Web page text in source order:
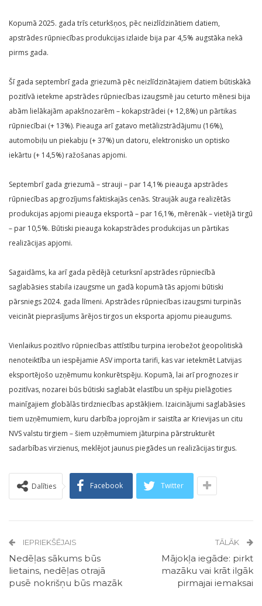
Kopumā 2025. gada trīs ceturkšņos, pēc neizlīdzinātiem datiem,
apstrādes rūpniecības produkcijas izlaide bija par 4,5% augstāka nekā
pirms gada.
Šī gada septembrī gada griezumā pēc neizlīdzinātajiem datiem būtiskākā
pozitīvā ietekme apstrādes rūpniecības izaugsmē jau ceturto mēnesi bija
abām lielākajām apakšnozarēm – kokapstrādei (+ 12,8%) un pārtikas
rūpniecībai (+ 13%). Pieauga arī gatavo metālizstrādājumu (16%),
automobiļu un piekabju (+ 37%) un datoru, elektronisko un optisko
iekārtu (+ 14,5%) ražošanas apjomi.
Septembrī gada griezumā – strauji – par 14,1% pieauga apstrādes
rūpniecības apgrozījums faktiskajās cenās. Straujāk auga realizētās
produkcijas apjomi pieauga eksportā – par 16,1%, mērenāk – vietējā tirgū
– par 10,5%. Būtiski pieauga kokapstrādes produkcijas un pārtikas
realizācijas apjomi.
Sagaidāms, ka arī gada pēdējā ceturksnī apstrādes rūpniecībā
saglabāsies stabila izaugsme un gadā kopumā tās apjomi būtiski
pārsniegs 2024. gada līmeni. Apstrādes rūpniecības izaugsmi turpinās
veicināt pieprasījums ārējos tirgos un eksporta apjomu pieaugums.
Vienlaikus pozitīvo rūpniecības attīstību turpina ierobežot ģeopolitiskā
nenoteiktība un iespējamie ASV importa tarifi, kas var ietekmēt Latvijas
eksportējošo uzņēmumu konkurētspēju. Kopumā, lai arī prognozes ir
pozitīvas, nozarei būs būtiski saglabāt elastību un spēju pielāgoties
mainīgajiem globālās tirdzniecības apstākļiem. Izaicinājumi saglabāsies
tiem uzņēmumiem, kuru darbība joprojām ir saistīta ar Krievijas un citu
NVS valstu tirgiem – šiem uzņēmumiem jāturpina pārstrukturēt
sadarbības virzienus, meklējot jaunus piegādes un realizācijas tirgus.
Dalīties Facebook Twitter
IEPRIEKŠĒJAIS
Nedēļas sākums būs
lietains, nedēļas otrajā
pusē nokrišņu būs mazāk
TĀLĀK
Mājokļa iegāde: pirkt
mazāku vai krāt ilgāk
pirmajai iemaksai